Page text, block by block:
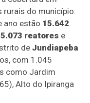
rurais do município.
ano estão 15.642
reatores e
deJundiapeba
com 1.045
como Jardim
Alto do Ipiranga